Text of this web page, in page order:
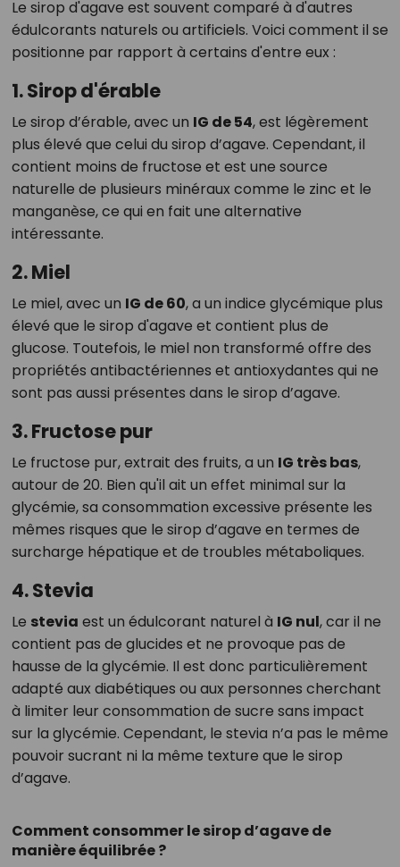
Le sirop d'agave est souvent comparé à d'autres
édulcorants naturels ou artificiels. Voici comment il se
positionne par rapport à certains d'entre eux :
1. Sirop d'érable
Le sirop d’érable, avec un IG de 54, est légèrement
plus élevé que celui du sirop d’agave. Cependant, il
contient moins de fructose et est une source
naturelle de plusieurs minéraux comme le zinc et le
manganèse, ce qui en fait une alternative
intéressante.
2. Miel
Le miel, avec un IG de 60, a un indice glycémique plus
élevé que le sirop d'agave et contient plus de
glucose. Toutefois, le miel non transformé offre des
propriétés antibactériennes et antioxydantes qui ne
sont pas aussi présentes dans le sirop d’agave.
3. Fructose pur
Le fructose pur, extrait des fruits, a un IG très bas,
autour de 20. Bien qu'il ait un effet minimal sur la
glycémie, sa consommation excessive présente les
mêmes risques que le sirop d’agave en termes de
surcharge hépatique et de troubles métaboliques.
4. Stevia
Le stevia est un édulcorant naturel à IG nul, car il ne
contient pas de glucides et ne provoque pas de
hausse de la glycémie. Il est donc particulièrement
adapté aux diabétiques ou aux personnes cherchant
à limiter leur consommation de sucre sans impact
sur la glycémie. Cependant, le stevia n’a pas le même
pouvoir sucrant ni la même texture que le sirop
d’agave.
Comment consommer le sirop d’agave de
manière équilibrée ?